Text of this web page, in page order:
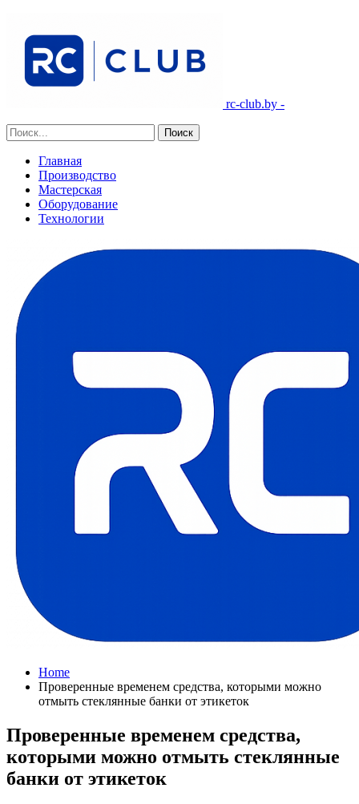
rc-club.by -
Главная
Производство
Мастерская
Оборудование
Технологии
Home
Проверенные временем средства, которыми можно
отмыть стеклянные банки от этикеток
Проверенные временем средства,
которыми можно отмыть стеклянные
банки от этикеток